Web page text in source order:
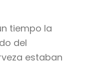
tiempo la
del
estaban